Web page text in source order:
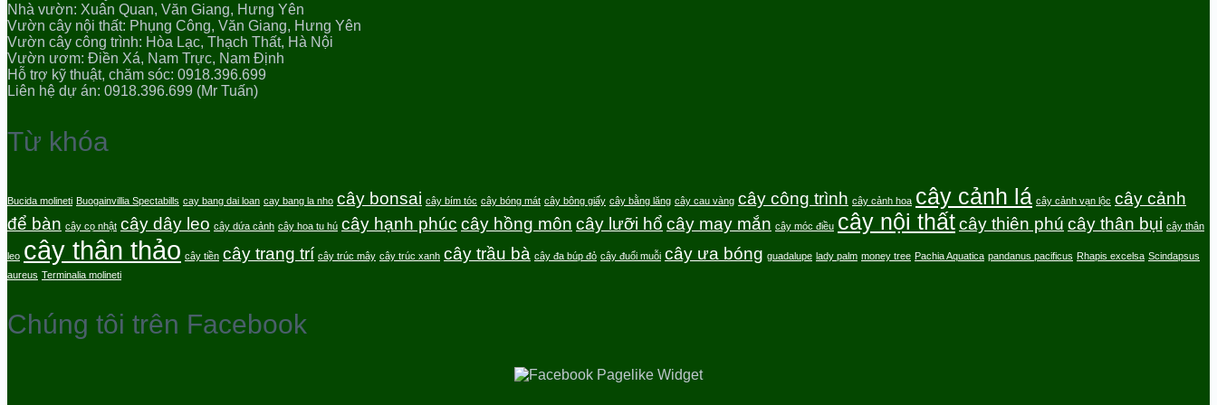
Nhà vườn: Xuân Quan, Văn Giang, Hưng Yên
Vườn cây nội thất: Phụng Công, Văn Giang, Hưng Yên
Vườn cây công trình: Hòa Lạc, Thạch Thất, Hà Nội
Vườn ươm: Điền Xá, Nam Trực, Nam Định
Hỗ trợ kỹ thuật, chăm sóc: 0918.396.699
Liên hệ dự án: 0918.396.699 (Mr Tuấn)
Từ khóa
Bucida molineti Buogainvillia Spectabills cay bang dai loan cay bang la nho cây bonsai cây bím tóc cây bóng mát cây bông giấy cây bằng lăng cây cau vàng cây công trình cây cảnh hoa cây cảnh lá cây cảnh vạn lộc cây cảnh
để bàn cây cọ nhật cây dây leo cây dứa cảnh cây hoa tu hú cây hạnh phúc cây hồng môn cây lưỡi hổ cây may mắn cây móc điều cây nội thấtcây thiên phú cây thân bụi cây thân
leo cây thân thảo cây tiền cây trang trí cây trúc mây cây trúc xanh cây trầu bà cây đa búp đỏ cây đuổi muỗi cây ưa bóng guadalupe lady palm money tree Pachia Aquatica pandanus pacificus Rhapis excelsa Scindapsus
aureus Terminalia molineti
Chúng tôi trên Facebook